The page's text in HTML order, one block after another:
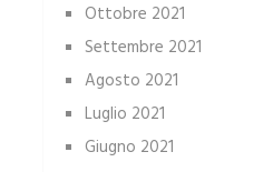
Ottobre 2021
Settembre 2021
Agosto 2021
Luglio 2021
Giugno 2021